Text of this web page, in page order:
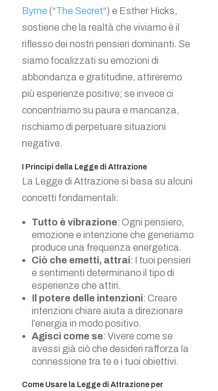
Byrne (“The Secret“) e Esther Hicks,
sostiene che la realtà che viviamo è il
riflesso dei nostri pensieri dominanti. Se
siamo focalizzati su emozioni di
abbondanza e gratitudine, attireremo
più esperienze positive; se invece ci
concentriamo su paura e mancanza,
rischiamo di perpetuare situazioni
negative.
I Principi della Legge di Attrazione
La Legge di Attrazione si basa su alcuni
concetti fondamentali:
Tutto è vibrazione: Ogni pensiero,
emozione e intenzione che generiamo
produce una frequenza energetica.
Ciò che emetti, attrai: I tuoi pensieri
e sentimenti determinano il tipo di
esperienze che attiri.
Il potere delle intenzioni: Creare
intenzioni chiare aiuta a direzionare
l’energia in modo positivo.
Agisci come se: Vivere come se
avessi già ciò che desideri rafforza la
connessione tra te e i tuoi obiettivi.
Come Usare la Legge di Attrazione per